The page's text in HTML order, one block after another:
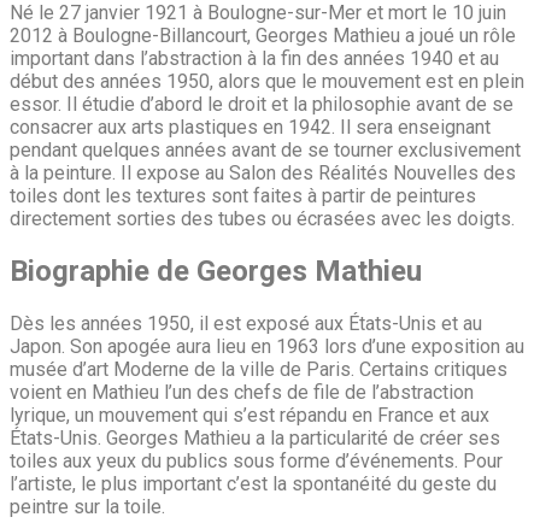
Né le 27 janvier 1921 à Boulogne-sur-Mer et mort le 10 juin
2012 à Boulogne-Billancourt, Georges Mathieu a joué un rôle
important dans l’abstraction à la fin des années 1940 et au
début des années 1950, alors que le mouvement est en plein
essor. Il étudie d’abord le droit et la philosophie avant de se
consacrer aux arts plastiques en 1942. Il sera enseignant
pendant quelques années avant de se tourner exclusivement
à la peinture. Il expose au Salon des Réalités Nouvelles des
toiles dont les textures sont faites à partir de peintures
directement sorties des tubes ou écrasées avec les doigts.
Biographie de Georges Mathieu
Dès les années 1950, il est exposé aux États-Unis et au
Japon. Son apogée aura lieu en 1963 lors d’une exposition au
musée d’art Moderne de la ville de Paris. Certains critiques
voient en Mathieu l’un des chefs de file de l’abstraction
lyrique, un mouvement qui s’est répandu en France et aux
États-Unis. Georges Mathieu a la particularité de créer ses
toiles aux yeux du publics sous forme d’événements. Pour
l’artiste, le plus important c’est la spontanéité du geste du
peintre sur la toile.